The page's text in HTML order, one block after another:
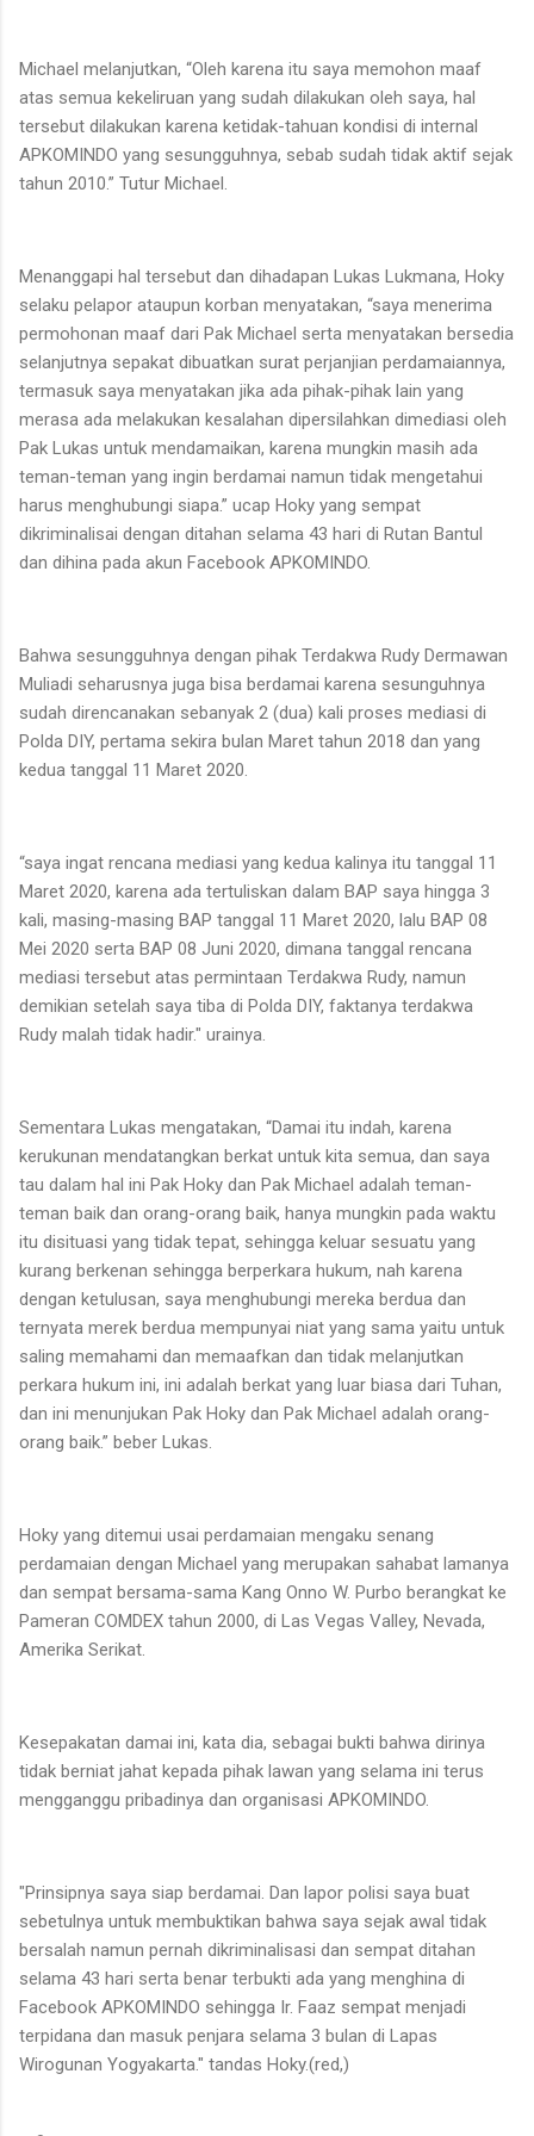
Michael melanjutkan, “Oleh karena itu saya memohon maaf
atas semua kekeliruan yang sudah dilakukan oleh saya, hal
tersebut dilakukan karena ketidak-tahuan kondisi di internal
APKOMINDO yang sesungguhnya, sebab sudah tidak aktif sejak
tahun 2010.” Tutur Michael.
Menanggapi hal tersebut dan dihadapan Lukas Lukmana, Hoky
selaku pelapor ataupun korban menyatakan, “saya menerima
permohonan maaf dari Pak Michael serta menyatakan bersedia
selanjutnya sepakat dibuatkan surat perjanjian perdamaiannya,
termasuk saya menyatakan jika ada pihak-pihak lain yang
merasa ada melakukan kesalahan dipersilahkan dimediasi oleh
Pak Lukas untuk mendamaikan, karena mungkin masih ada
teman-teman yang ingin berdamai namun tidak mengetahui
harus menghubungi siapa.” ucap Hoky yang sempat
dikriminalisai dengan ditahan selama 43 hari di Rutan Bantul
dan dihina pada akun Facebook APKOMINDO.
Bahwa sesungguhnya dengan pihak Terdakwa Rudy Dermawan
Muliadi seharusnya juga bisa berdamai karena sesunguhnya
sudah direncanakan sebanyak 2 (dua) kali proses mediasi di
Polda DIY, pertama sekira bulan Maret tahun 2018 dan yang
kedua tanggal 11 Maret 2020.
“saya ingat rencana mediasi yang kedua kalinya itu tanggal 11
Maret 2020, karena ada tertuliskan dalam BAP saya hingga 3
kali, masing-masing BAP tanggal 11 Maret 2020, lalu BAP 08
Mei 2020 serta BAP 08 Juni 2020, dimana tanggal rencana
mediasi tersebut atas permintaan Terdakwa Rudy, namun
demikian setelah saya tiba di Polda DIY, faktanya terdakwa
Rudy malah tidak hadir." urainya.
Sementara Lukas mengatakan, “Damai itu indah, karena
kerukunan mendatangkan berkat untuk kita semua, dan saya
tau dalam hal ini Pak Hoky dan Pak Michael adalah teman-
teman baik dan orang-orang baik, hanya mungkin pada waktu
itu disituasi yang tidak tepat, sehingga keluar sesuatu yang
kurang berkenan sehingga berperkara hukum, nah karena
dengan ketulusan, saya menghubungi mereka berdua dan
ternyata merek berdua mempunyai niat yang sama yaitu untuk
saling memahami dan memaafkan dan tidak melanjutkan
perkara hukum ini, ini adalah berkat yang luar biasa dari Tuhan,
dan ini menunjukan Pak Hoky dan Pak Michael adalah orang-
orang baik.” beber Lukas.
Hoky yang ditemui usai perdamaian mengaku senang
perdamaian dengan Michael yang merupakan sahabat lamanya
dan sempat bersama-sama Kang Onno W. Purbo berangkat ke
Pameran COMDEX tahun 2000, di Las Vegas Valley, Nevada,
Amerika Serikat.
Kesepakatan damai ini, kata dia, sebagai bukti bahwa dirinya
tidak berniat jahat kepada pihak lawan yang selama ini terus
mengganggu pribadinya dan organisasi APKOMINDO.
"Prinsipnya saya siap berdamai. Dan lapor polisi saya buat
sebetulnya untuk membuktikan bahwa saya sejak awal tidak
bersalah namun pernah dikriminalisasi dan sempat ditahan
selama 43 hari serta benar terbukti ada yang menghina di
Facebook APKOMINDO sehingga Ir. Faaz sempat menjadi
terpidana dan masuk penjara selama 3 bulan di Lapas
Wirogunan Yogyakarta." tandas Hoky.(red,)